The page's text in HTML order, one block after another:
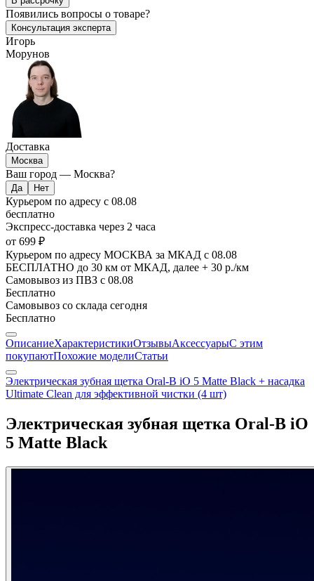
Появились вопросы о товаре?
Консультация эксперта
Игорь
Морунов
Доставка
Москва
Ваш город — Москва?
Курьером по адресу с 08.08
бесплатно
Экспресс-доставка через 2 часа
от 699 ₽
Курьером по адресу МОСКВА за МКАД с 08.08
БЕСПЛАТНО до 30 км от МКАД, далее + 30 р./км
Самовывоз из ПВЗ с 08.08
Бесплатно
Самовывоз со склада сегодня
Бесплатно
ОписаниеХарактеристикиОтзывыАксессуарыС этим
покупаютПохожие моделиСтатьи
Электрическая зубная щетка Oral-B iO 5 Matte Black + насадка
Ultimate Clean для эффективной чистки (4 шт)
Электрическая зубная щетка Oral-B iO
5 Matte Black